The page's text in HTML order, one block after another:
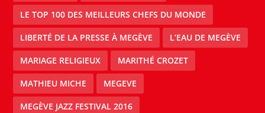
LE TOP 100 DES MEILLEURS CHEFS DU MONDE
LIBERTÉ DE LA PRESSE À MEGÈVE L’EAU DE MEGÈVE
MARIAGE RELIGIEUX MARITHÉ CROZET
MATHIEU MICHE MEGEVE
MEGÈVE JAZZ FESTIVAL 2016